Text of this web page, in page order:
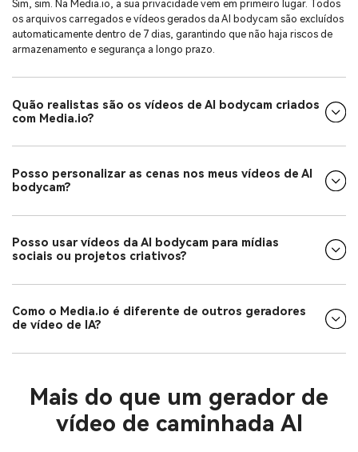
Sim, sim. Na Media.io, a sua privacidade vem em primeiro lugar. Todos
os arquivos carregados e vídeos gerados da AI bodycam são excluídos
automaticamente dentro de 7 dias, garantindo que não haja riscos de
armazenamento e segurança a longo prazo.
Quão realistas são os vídeos de AI bodycam criados
com Media.io?
Posso personalizar as cenas nos meus vídeos de AI
bodycam?
Posso usar vídeos da AI bodycam para mídias
sociais ou projetos criativos?
Como o Media.io é diferente de outros geradores
de vídeo de IA?
Mais do que um gerador de
vídeo de caminhada AI